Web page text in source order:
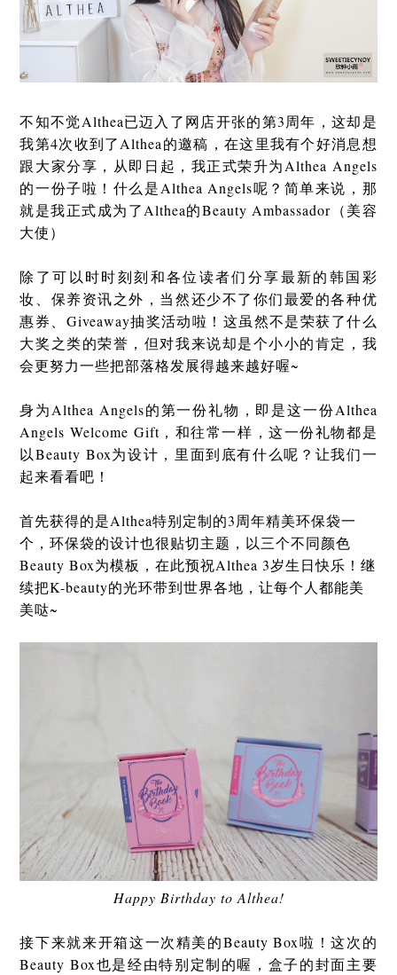
不知不觉Althea已迈入了网店开张的第3周年，这却是
我第4次收到了Althea的邀稿，在这里我有个好消息想
跟大家分享，从即日起，我正式荣升为Althea Angels
的一份子啦！什么是Althea Angels呢？简单来说，那
就是我正式成为了Althea的Beauty Ambassador（美容
大使）
除了可以时时刻刻和各位读者们分享最新的韩国彩
妆、保养资讯之外，当然还少不了你们最爱的各种优
惠券、Giveaway抽奖活动啦！这虽然不是荣获了什么
大奖之类的荣誉，但对我来说却是个小小的肯定，我
会更努力一些把部落格发展得越来越好喔~
身为Althea Angels的第一份礼物，即是这一份Althea
Angels Welcome Gift，和往常一样，这一份礼物都是
以Beauty Box为设计，里面到底有什么呢？让我们一
起来看看吧！
首先获得的是Althea特别定制的3周年精美环保袋一
个，环保袋的设计也很贴切主题，以三个不同颜色
Beauty Box为模板，在此预祝Althea 3岁生日快乐！继
续把K-beauty的光环带到世界各地，让每个人都能美
美哒~
Happy Birthday to Althea!
接下来就来开箱这一次精美的Beauty Box啦！这次的
Beauty Box也是经由特别定制的喔，盒子的封面主要